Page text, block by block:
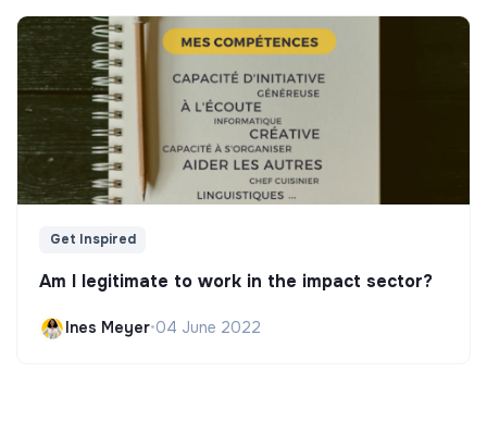
Get Inspired
Am I legitimate to work in the impact sector?
Ines Meyer•04 June 2022